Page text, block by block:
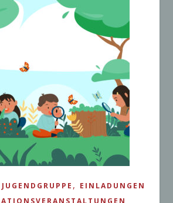
, EINLADUNGEN